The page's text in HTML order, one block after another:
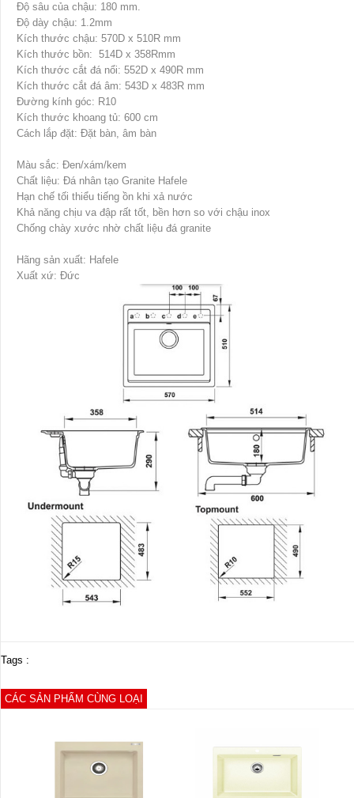
Độ sâu của chậu: 180 mm.
Độ dày chậu: 1.2mm
Kích thước chậu: 570D x 510R mm
Kích thước bồn: 514D x 358Rmm
Kích thước cắt đá nổi: 552D x 490R mm
Kích thước cắt đá âm: 543D x 483R mm
Đường kính góc: R10
Kích thước khoang tủ: 600 cm
Cách lắp đặt: Đặt bàn, âm bàn
Màu sắc: Đen/xám/kem
Chất liệu: Đá nhân tạo Granite Hafele
Hạn chế tối thiểu tiếng ồn khi xả nước
Khả năng chịu va đập rất tốt, bền hơn so với chậu inox
Chống chày xước nhờ chất liệu đá granite
Hãng sản xuất: Hafele
Xuất xứ: Đức
Tags :
CÁC SẢN PHẨM CÙNG LOẠI